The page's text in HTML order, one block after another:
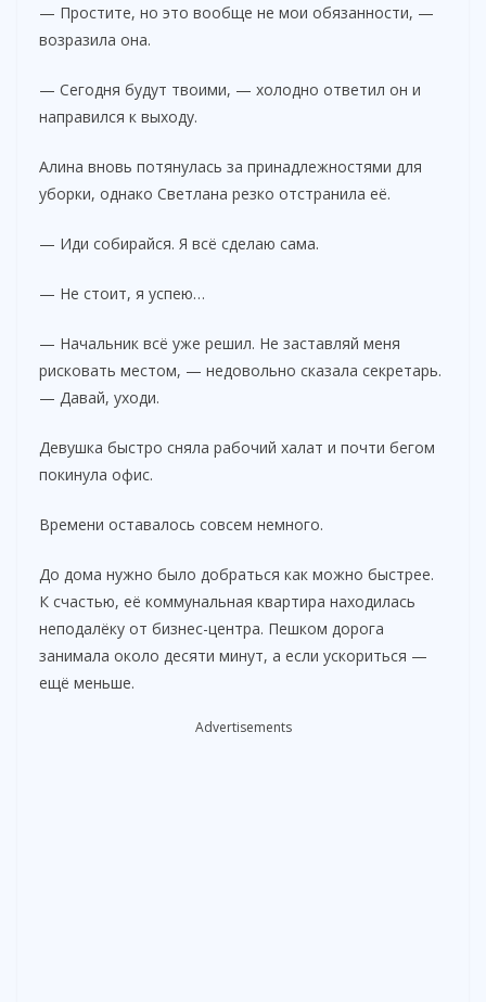
— Простите, но это вообще не мои обязанности, —
возразила она.
— Сегодня будут твоими, — холодно ответил он и
направился к выходу.
Алина вновь потянулась за принадлежностями для
уборки, однако Светлана резко отстранила её.
— Иди собирайся. Я всё сделаю сама.
— Не стоит, я успею…
— Начальник всё уже решил. Не заставляй меня
рисковать местом, — недовольно сказала секретарь.
— Давай, уходи.
Девушка быстро сняла рабочий халат и почти бегом
покинула офис.
Времени оставалось совсем немного.
До дома нужно было добраться как можно быстрее.
К счастью, её коммунальная квартира находилась
неподалёку от бизнес-центра. Пешком дорога
занимала около десяти минут, а если ускориться —
ещё меньше.
Advertisements